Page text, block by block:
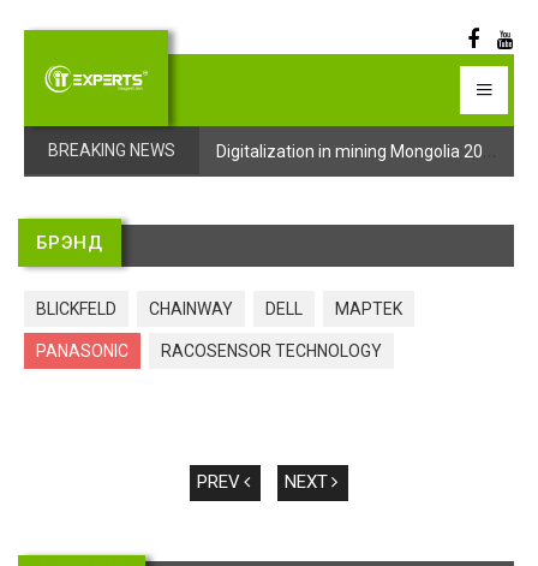
BREAKING NEWS
Digitalization in mining Mongolia 2025 арга хэмжээний бүртгэл эхэллээ Digitalization in mining Mongolia 2025 арга хэмжээний бүртгэл эхэллээ
БРЭНД
BLICKFELD CHAINWAY DELL MAPTEK
PANASONIC RACOSENSOR TECHNOLOGY
PREV NEXT